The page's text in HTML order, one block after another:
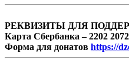
РЕКВИЗИТЫ ДЛЯ
Карта Сбербанка – 2202
Форма для донатов https://